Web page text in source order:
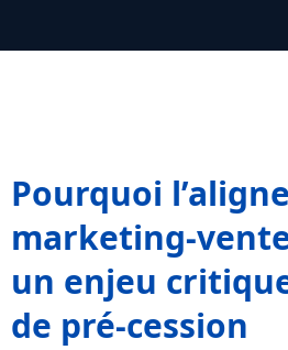
Pourquoi
marketing-
un enjeu
de pré‑cession